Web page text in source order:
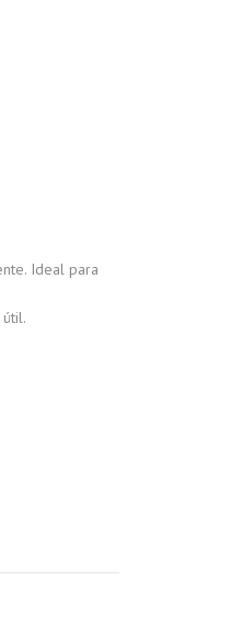
Ideal para